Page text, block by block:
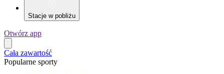
Stacje w pobliżu
Otwórz app
Cała zawartość
Popularne sporty